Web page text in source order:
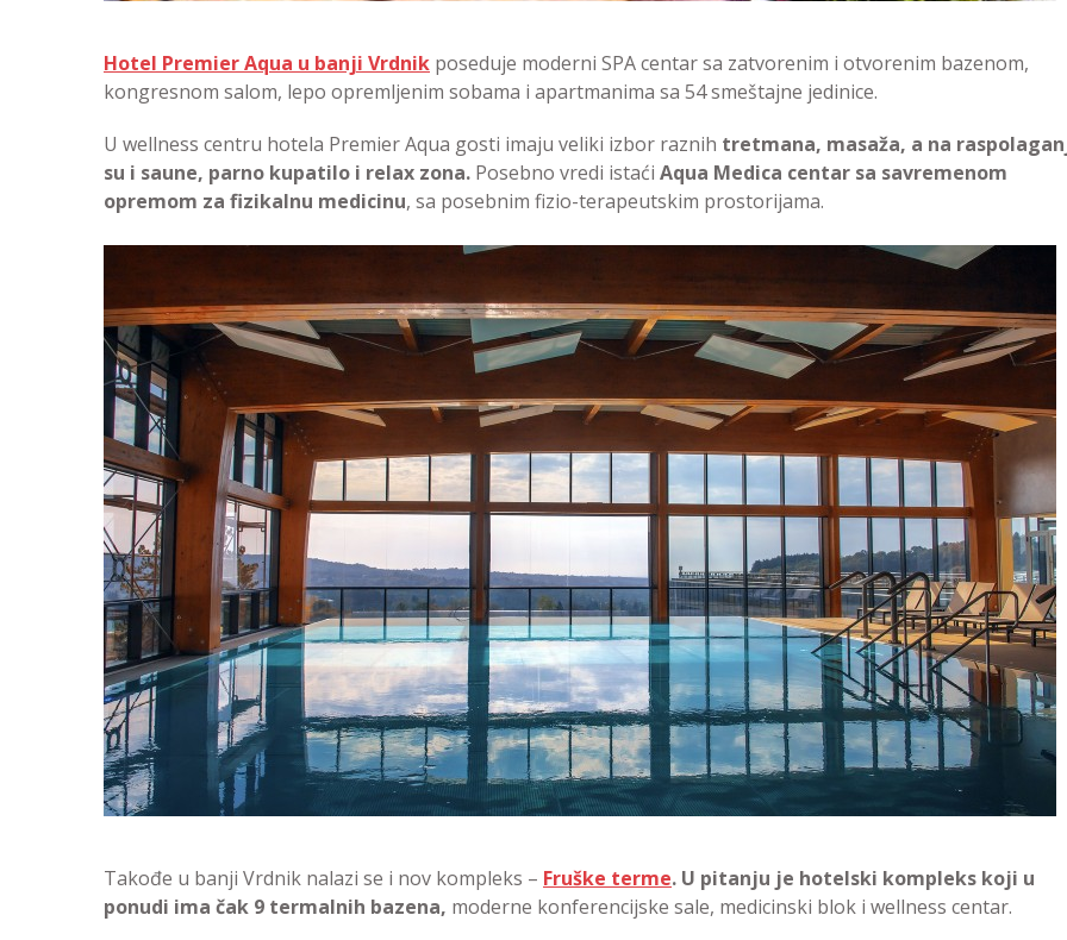
Hotel Premier Aqua u banji Vrdnik poseduje moderni SPA centar sa zatvorenim i otvorenim bazenom,
kongresnom salom, lepo opremljenim sobama i apartmanima sa 54 smeštajne jedinice.
U wellness centru hotela Premier Aqua gosti imaju veliki izbor raznih tretmana, masaža, a na
su i saune, parno kupatilo i relax zona. Posebno vredi istaći Aqua Medica centar sa savremenom
opremom za fizikalnu medicinu, sa posebnim fizio-terapeutskim prostorijama.
Takođe u banji Vrdnik nalazi se i nov kompleks – Fruške terme. U pitanju je hotelski kompleks koji u
ponudi ima čak 9 termalnih bazena, moderne konferencijske sale, medicinski blok i wellness centar.